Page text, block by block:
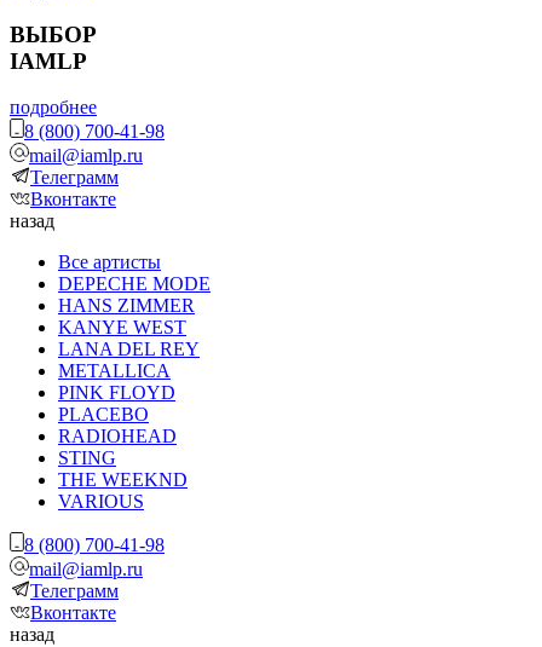
ВЫБОР
IAMLP
подробнее
8 (800) 700-41-98
mail@iamlp.ru
Телеграмм
Вконтакте
назад
Все артисты
DEPECHE MODE
HANS ZIMMER
KANYE WEST
LANA DEL REY
METALLICA
PINK FLOYD
PLACEBO
RADIOHEAD
STING
THE WEEKND
VARIOUS
8 (800) 700-41-98
mail@iamlp.ru
Телеграмм
Вконтакте
назад